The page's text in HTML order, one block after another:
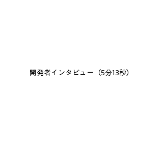
開発者インタビュー（5分13秒）